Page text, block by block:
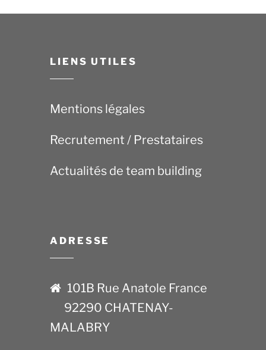
LIENS UTILES
Mentions légales
Recrutement / Prestataires
Actualités de team building
ADRESSE
101B Rue Anatole France
92290 CHATENAY-
MALABRY